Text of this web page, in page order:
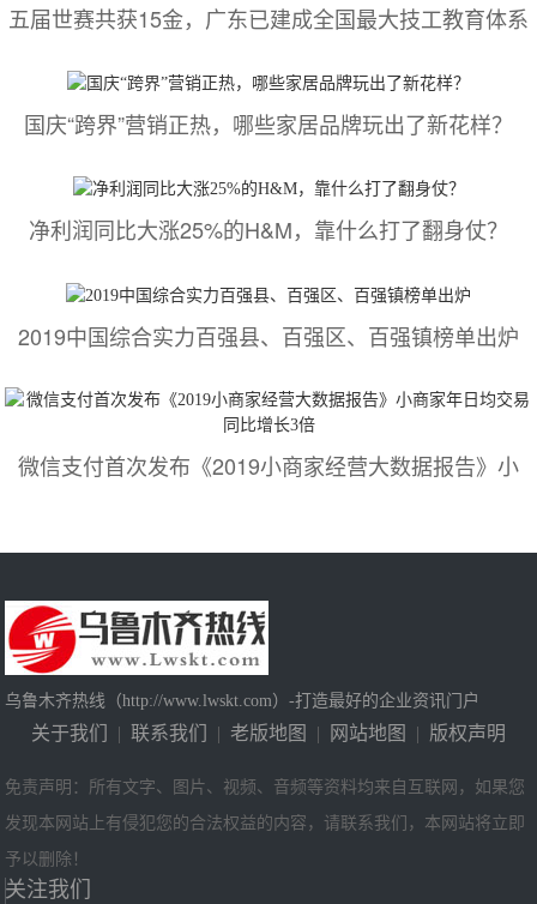
五届世赛共获15金，广东已建成全国最大技工教育体系
国庆“跨界”营销正热，哪些家居品牌玩出了新花样？
净利润同比大涨25%的H&M，靠什么打了翻身仗？
2019中国综合实力百强县、百强区、百强镇榜单出炉
微信支付首次发布《2019小商家经营大数据报告》小
乌鲁木齐热线（http://www.lwskt.com）-打造最好的企业资讯门户
关于我们 | 联系我们 | 老版地图 | 网站地图 | 版权声明
免责声明：所有文字、图片、视频、音频等资料均来自互联网，如果您
发现本网站上有侵犯您的合法权益的内容，请联系我们，本网站将立即
予以删除！
关注我们